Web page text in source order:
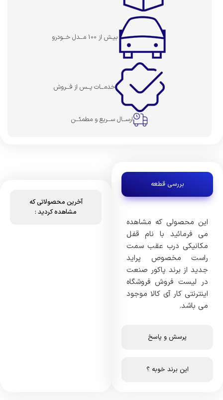
بیـش از 100 مــدل خــودرو
خدمــات پــس از فــروش
ارســال ســریع و مطمئــن
بررسی قطعه
پرسش و پاسخ
این برند خوبه ؟
این محصولی که مشاهده
می فرمائید با نام قفل
مکانیکی درب عقب سمت
راست مخصوص پراید
جدید از برند پاکور صنعت
در لیست فروش فروشگاه
اینترنتی کار آی کالا موجود
می باشد.
آخرین محصولاتی که
مشاهده کردید :